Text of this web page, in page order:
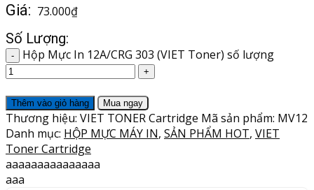
Giá: 73.000₫
Số Lượng:
Hộp Mực In 12A/CRG 303 (VIET Toner) số lượng
Thêm vào giỏ hàng Mua ngay
Thương hiệu: VIET TONER Cartridge Mã sản phẩm: MV12
Danh mục: HỘP MỰC MÁY IN, SẢN PHẨM HOT, VIET
Toner Cartridge
aaaaaaaaaaaaaaa
aaa